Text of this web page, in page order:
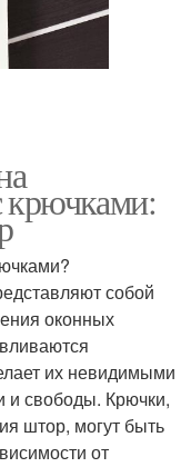
крючками:
собой
оконных
их невидимыми
и свободы. Крючки,
штор, могут быть
от